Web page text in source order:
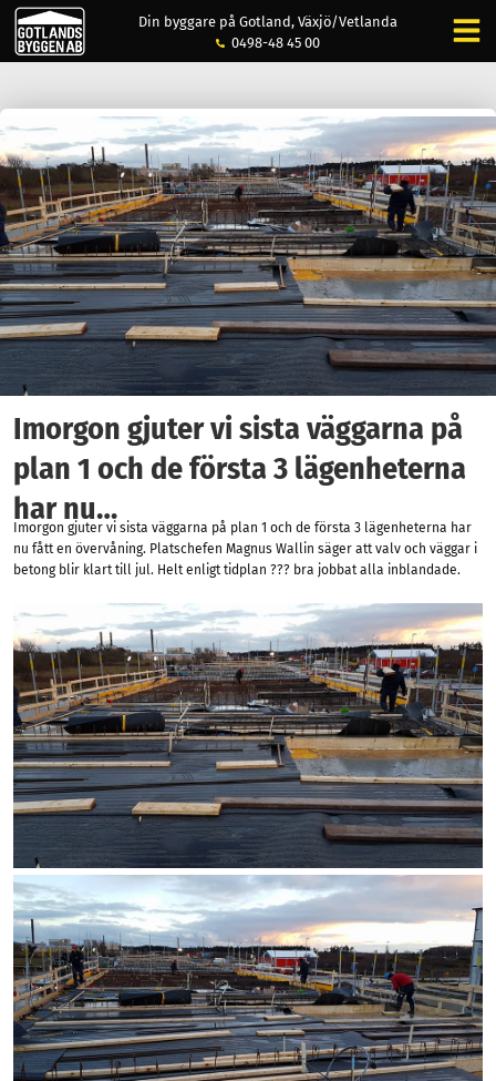
Din byggare på Gotland, Växjö/Vetlanda
0498-48 45 00
Imorgon gjuter vi sista väggarna på
plan 1 och de första 3 lägenheterna
har nu…
Imorgon gjuter vi sista väggarna på plan 1 och de första 3 lägenheterna har
nu fått en övervåning. Platschefen Magnus Wallin säger att valv och väggar i
betong blir klart till jul. Helt enligt tidplan ??? bra jobbat alla inblandade.